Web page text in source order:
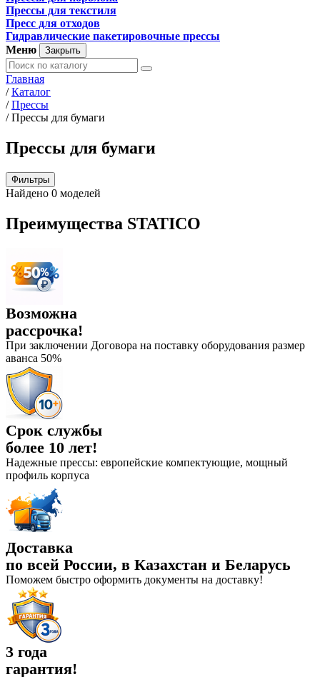
Прессы для текстиля
Пресс для отходов
Гидравлические пакетировочные прессы
Меню
Закрыть
Главная
/ Каталог
/ Прессы
/ Прессы для бумаги
Прессы для бумаги
Фильтры
Найдено 0 моделей
Преимущества STATICO
Возможна
рассрочка!
При заключении Договора на поставку оборудования размер
аванса 50%
Срок службы
более 10 лет!
Надежные прессы: европейские компектующие, мощный
профиль корпуса
Доставка
по всей России, в Казахстан и Беларусь
Поможем быстро оформить документы на доставку!
3 года
гарантия!